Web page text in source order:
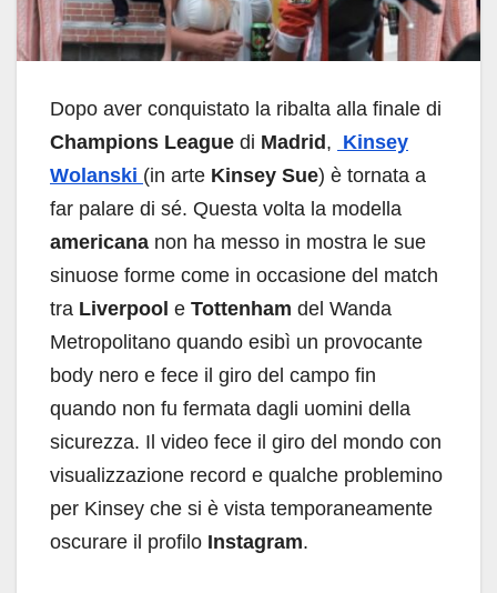
Dopo aver conquistato la ribalta alla finale di
Champions League di Madrid , Kinsey
Wolanski (in arte Kinsey Sue) è tornata a
far palare di sé. Questa volta la modella
americana non ha messo in mostra le sue
sinuose forme come in occasione del match
tra Liverpool e Tottenham del Wanda
Metropolitano quando esibì un provocante
body nero e fece il giro del campo fin
quando non fu fermata dagli uomini della
sicurezza. Il video fece il giro del mondo con
visualizzazione record e qualche problemino
per Kinsey che si è vista temporaneamente
oscurare il profilo Instagram.